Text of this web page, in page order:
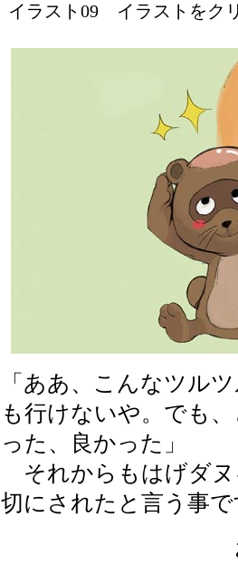
イラスト09 イラストをク
「ああ、こんなツル
も行けないや。でも
った、良かった」
それからもはげダヌ
切にされたと言う事